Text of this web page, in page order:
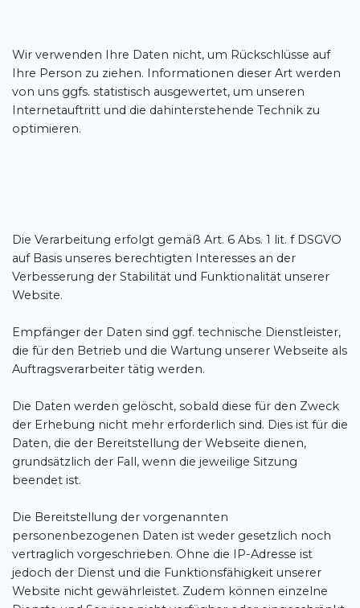
Wir verwenden Ihre Daten nicht, um Rückschlüsse auf
Ihre Person zu ziehen. Informationen dieser Art werden
von uns ggfs. statistisch ausgewertet, um unseren
Internetauftritt und die dahinterstehende Technik zu
optimieren.
Die Verarbeitung erfolgt gemäß Art. 6 Abs. 1 lit. f DSGVO
auf Basis unseres berechtigten Interesses an der
Verbesserung der Stabilität und Funktionalität unserer
Website.
Empfänger der Daten sind ggf. technische Dienstleister,
die für den Betrieb und die Wartung unserer Webseite als
Auftragsverarbeiter tätig werden.
Die Daten werden gelöscht, sobald diese für den Zweck
der Erhebung nicht mehr erforderlich sind. Dies ist für die
Daten, die der Bereitstellung der Webseite dienen,
grundsätzlich der Fall, wenn die jeweilige Sitzung
beendet ist.
Die Bereitstellung der vorgenannten
personenbezogenen Daten ist weder gesetzlich noch
vertraglich vorgeschrieben. Ohne die IP-Adresse ist
jedoch der Dienst und die Funktionsfähigkeit unserer
Website nicht gewährleistet. Zudem können einzelne